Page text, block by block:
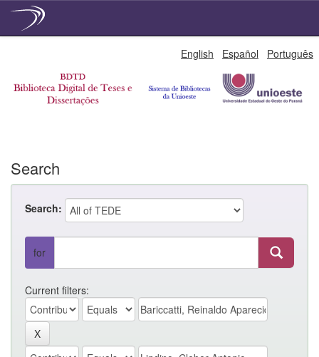
English Español Português
Search
Search:
for
Current filters: